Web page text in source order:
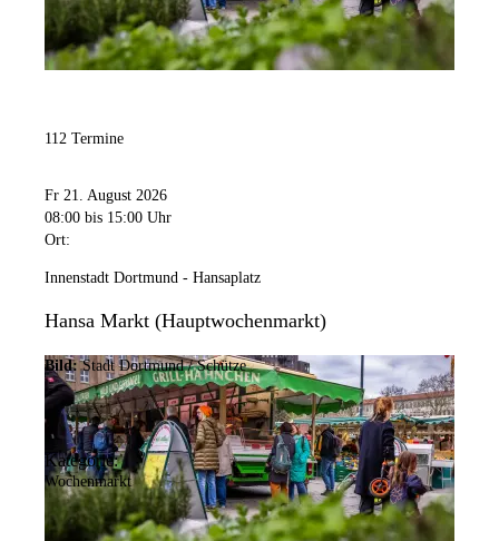
112 Termine
Fr 21. August 2026
08:00 bis 15:00 Uhr
Ort:
Innenstadt Dortmund - Hansaplatz
Hansa Markt (Hauptwochenmarkt)
Bild: Stadt Dortmund / Schütze
Kategorie:
Wochenmarkt